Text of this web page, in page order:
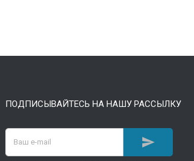
ПОДПИСЫВАЙТЕСЬ НА НАШУ РАССЫЛКУ
